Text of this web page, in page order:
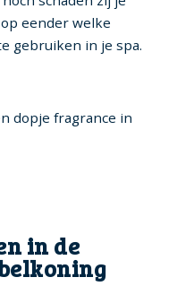
eender welke
gebruiken in je spa.
dopje fragrance in
in de